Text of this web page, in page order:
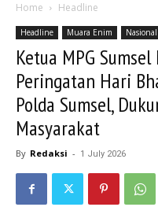
Home Headline
Headline Muara Enim Nasional
Ketua MPG
Peringatan Hari
Polda Sumsel,
Masyarakat
By Redaksi - 1 July 2026